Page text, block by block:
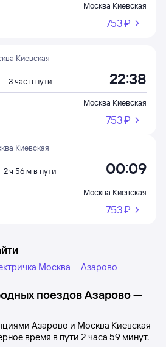
Москва Киевская
753 ⁠₽
Киевская
3 час в пути 22:38
Москва Киевская
753 ⁠₽
Киевская
2 ч 56 м в пути 00:09
Москва Киевская
753 ⁠₽
Москва — Азарово
поездовАзарово—
Азарово и Москва Киевская
время в пути 2 часа 59 минут.